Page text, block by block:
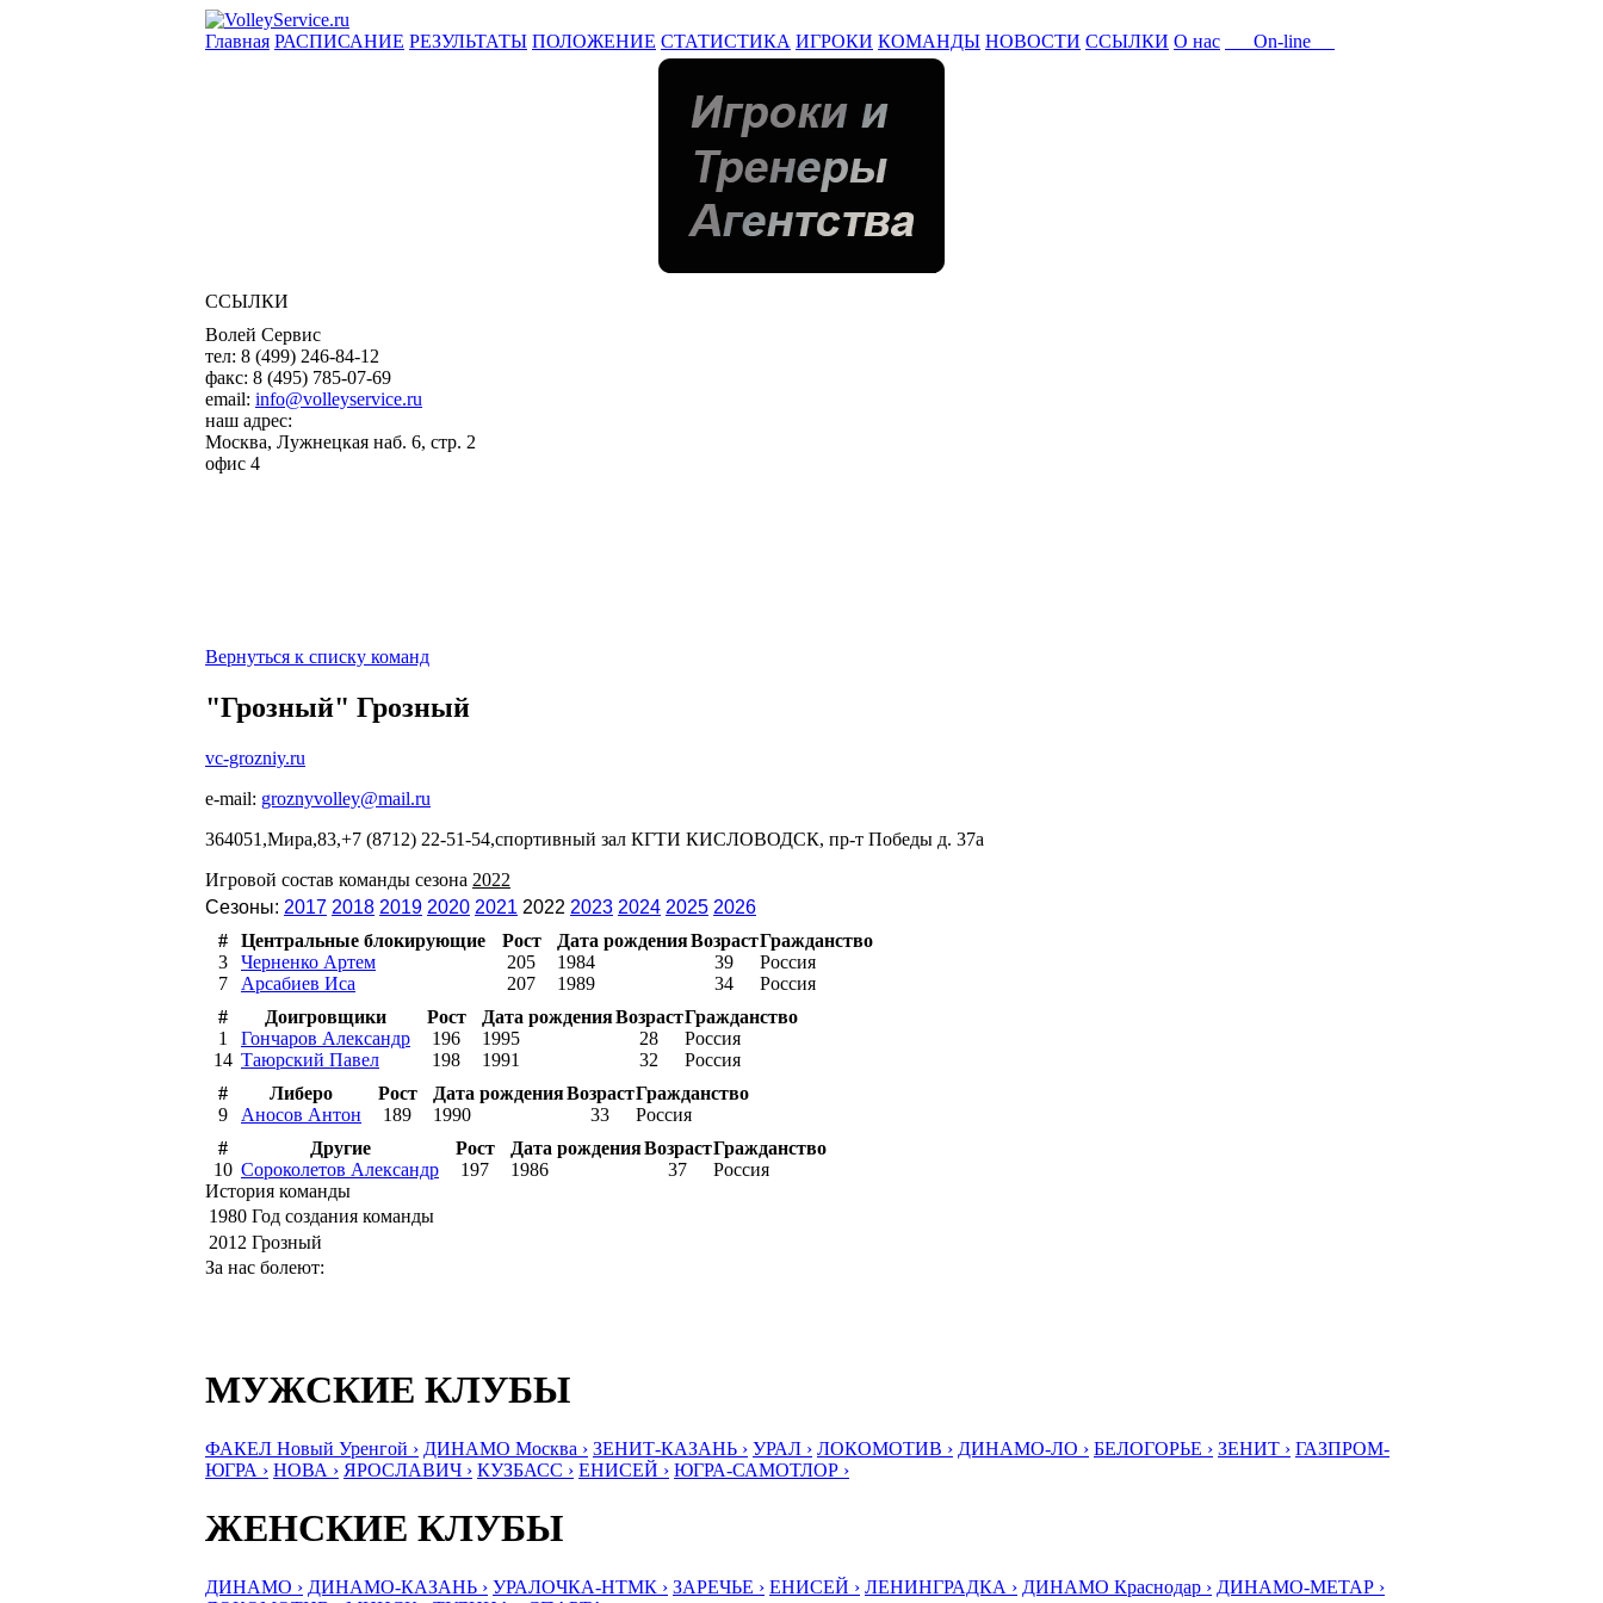
Главная РАСПИСАНИЕ РЕЗУЛЬТАТЫ ПОЛОЖЕНИЕ СТАТИСТИКА ИГРОКИ КОМАНДЫ НОВОСТИ ССЫЛКИ О нас On-line
ССЫЛКИ
Волей Сервис
тел: 8 (499) 246-84-12
факс: 8 (495) 785-07-69
email: info@volleyservice.ru
наш адрес:
Москва, Лужнецкая наб. 6, стр. 2
офис 4
Вернуться к списку команд
"Грозный" Грозный
vc-grozniy.ru
e-mail: groznyvolley@mail.ru
364051,Мира,83,+7 (8712) 22-51-54,спортивный зал КГТИ КИСЛОВОДСК, пр-т Победы д. 37а
Игровой состав команды сезона 2022
Сезоны: 2017 2018 2019 2020 2021 2022 2023 2024 2025 2026
#
Центральные блокирующие Рост Дата рожденияВозрастГражданство
3
Черненко Артем 205 1984 39
Россия
7
Арсабиев Иса 207 1989 34
Россия
#
Доигровщики Рост Дата рожденияВозрастГражданство
1
Гончаров Александр 196 1995 28
Россия
14 Таюрский Павел 198 1991 32
Россия
#
Либеро Рост Дата рожденияВозрастГражданство
9
Аносов Антон 189 1990 33
Россия
#
Другие Рост Дата рожденияВозрастГражданство
10 Сороколетов Александр 197 1986 37
Россия
История команды
1980 Год создания команды
2012 Грозный
За нас болеют:
МУЖСКИЕ КЛУБЫ
ФАКЕЛ Новый Уренгой › ДИНАМО Москва › ЗЕНИТ-КАЗАНЬ › УРАЛ › ЛОКОМОТИВ › ДИНАМО-ЛО › БЕЛОГОРЬЕ › ЗЕНИТ › ГАЗПРОМ-
ЮГРА › НОВА › ЯРОСЛАВИЧ › КУЗБАСС › ЕНИСЕЙ › ЮГРА-САМОТЛОР ›
ЖЕНСКИЕ КЛУБЫ
ДИНАМО › ДИНАМО-КАЗАНЬ › УРАЛОЧКА-НТМК › ЗАРЕЧЬЕ › ЕНИСЕЙ › ЛЕНИНГРАДКА › ДИНАМО Краснодар › ДИНАМО-МЕТАР ›